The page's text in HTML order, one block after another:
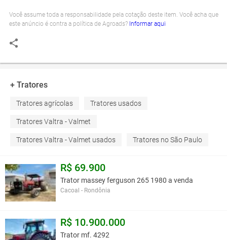
Você assume toda a responsabilidade pela cotação deste item. Você acha que
este anúncio é contra a política de Agroads? Informar aqui
+ Tratores
Tratores agrícolas Tratores usados
Tratores Valtra - Valmet
Tratores Valtra - Valmet usados Tratores no São Paulo
R$ 69.900
Trator massey ferguson 265 1980 a venda
Cacoal - Rondônia
R$ 10.900.000
Trator mf. 4292